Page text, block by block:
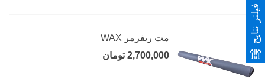
مت ریفرمر WAX
2,700,000 تومان
فیلتر نتایج